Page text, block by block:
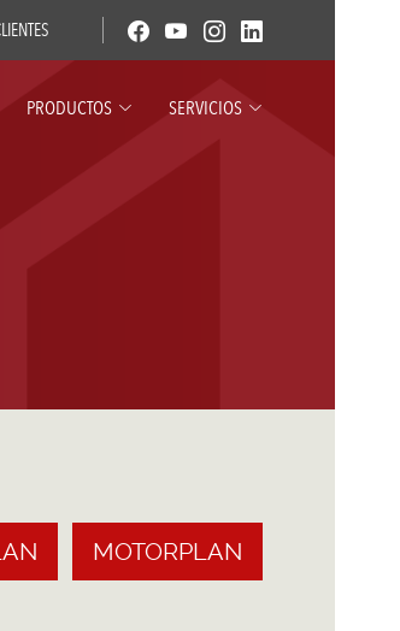
PRODUCTOS SERVICIOS
MOTORPLAN